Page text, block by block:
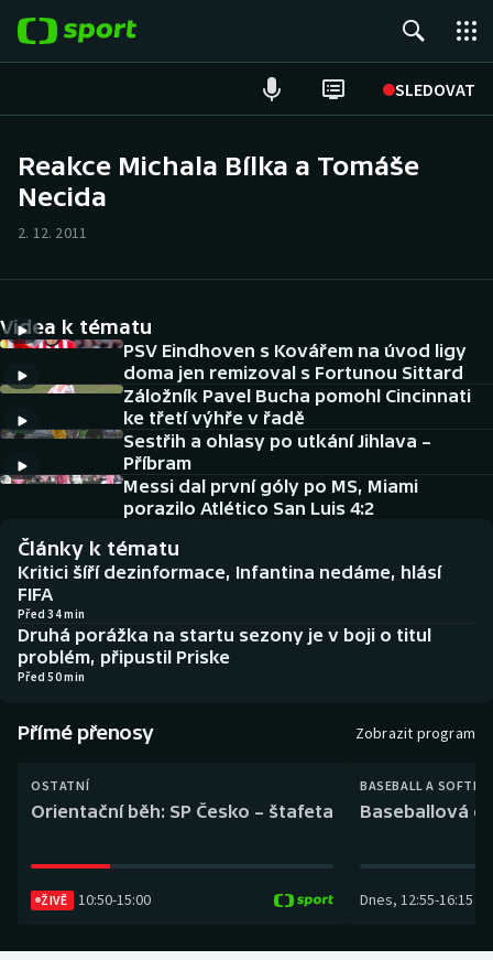
SLEDOVAT
Hokej
Cyklistika
DALŠÍ SPORTY
Americký fotbal
Baseball a softbal
Basketbal
Biatlon
Boby a skeleton
Box
Curling
NEPŘEHLÉDNĚTE
Historické návraty
Aplikace ČT sport
AZ kvíz
Reakce Michala Bílka a Tomáše
Necida
2. 12. 2011
Videa k tématu
PSV Eindhoven s Kovářem na úvod ligy
doma jen remizoval s Fortunou Sittard
Záložník Pavel Bucha pomohl Cincinnati
ke třetí výhře v řadě
Sestřih a ohlasy po utkání Jihlava –
Příbram
Messi dal první góly po MS, Miami
porazilo Atlético San Luis 4:2
Články k tématu
Kritici šíří dezinformace, Infantina nedáme, hlásí
FIFA
Před 34 min
Druhá porážka na startu sezony je v boji o titul
problém, připustil Priske
Před 50 min
Přímé přenosy Zobrazit program
OSTATNÍ
Orientační běh: SP Česko – štafeta
ŽIVĚ 10:50-15:00
BASEBALL A
Baseballová
Dnes, 12:55-16:15